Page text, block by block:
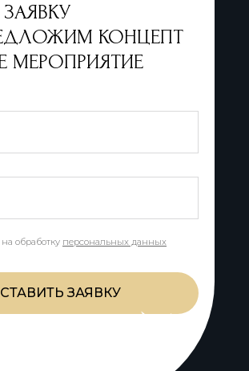
ЗАЯВКУ
обработку персональных данных
КОНЦЕПТ
МЕРОПРИЯТИЕ